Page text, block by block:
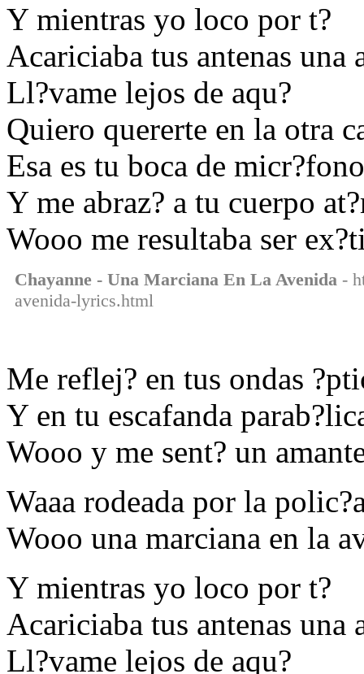
Y mientras yo loco por t?
Acariciaba tus antenas una
Ll?vame lejos de aqu?
Quiero quererte en la otra
Esa es tu boca de micr?fono
Y me abraz? a tu cuerpo
Wooo me resultaba ser
Chayanne - Una Marciana En La Avenida -
avenida-lyrics.html
Me reflej? en tus ondas
Y en tu escafanda
Wooo y me sent? un
Waaa rodeada por la
Wooo una marciana en la
Y mientras yo loco por t?
Acariciaba tus antenas una
Ll?vame lejos de aqu?